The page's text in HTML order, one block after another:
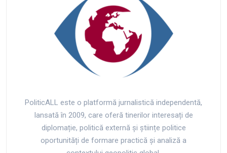
PoliticALL este o platformă jurnalistică independentă,
lansată în 2009, care oferă tinerilor interesați de
diplomație, politică externă și științe politice
oportunități de formare practică și analiză a